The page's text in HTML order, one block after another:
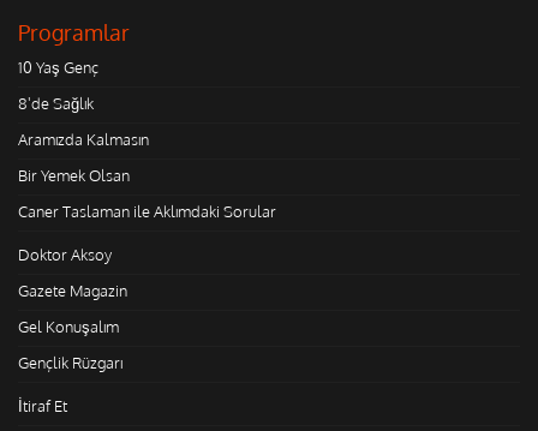
Programlar
10 Yaş Genç
8'de Sağlık
Aramızda Kalmasın
Bir Yemek Olsan
Caner Taslaman ile Aklımdaki Sorular
Doktor Aksoy
Gazete Magazin
Gel Konuşalım
Gençlik Rüzgarı
İtiraf Et